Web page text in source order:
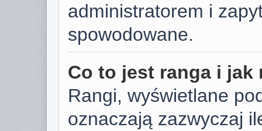
administratorem i
spowodowane.
Co to jest ranga i jak
Rangi, wyświetlane
oznaczają zazwyczaj